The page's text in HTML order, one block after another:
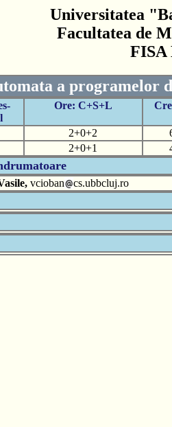
Universitatea
Facultatea de
FISA
a programelor
Ore: C+S+L
2+0+2
2+0+1
vcioban cs.ubbcluj.ro